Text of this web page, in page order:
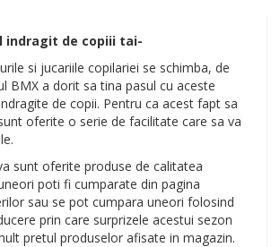
indragit de copiii tai-
si jucariile copilariei se schimba, de
BMX a dorit sa tina pasul cu aceste
de copii. Pentru ca acest fapt sa
oferite o serie de facilitate care sa va
sunt oferite produse de calitatea
poti fi cumparate din pagina
sau se pot cumpara uneori folosind
prin care surprizele acestui sezon
pretul produselor afisate in magazin.